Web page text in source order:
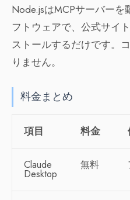
Node.jsはMCPサーバー
フトウェアで、公式サイ
ストールするだけです。
りません。
料金まとめ
項目 料金
Claude
Desktop
無料